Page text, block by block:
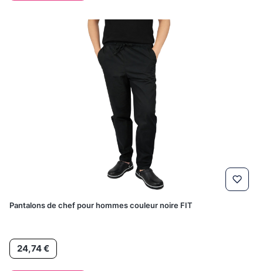
Pantalons de chef pour hommes couleur noire FIT
Prix24,74 €